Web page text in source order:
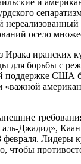
и
осело
Ирака
для борьбы с
поддержке США
Джадид»,
Лидеры
чтобы